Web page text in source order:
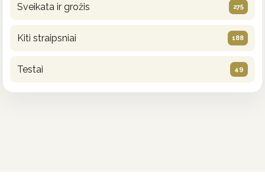
Sveikata ir grožis 275
Kiti straipsniai 188
Testai 49